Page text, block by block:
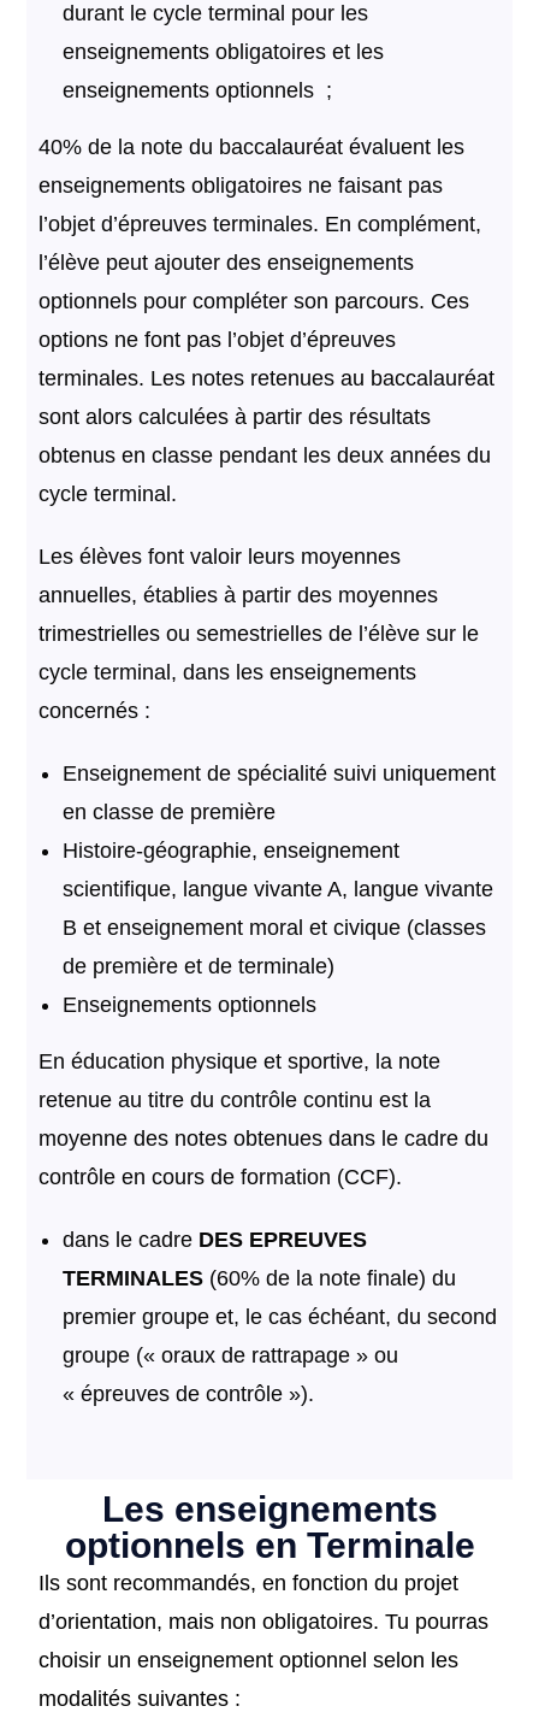
durant le cycle terminal pour les
enseignements obligatoires et les
enseignements optionnels ;
40% de la note du baccalauréat évaluent les
enseignements obligatoires ne faisant pas
l’objet d’épreuves terminales. En complément,
l’élève peut ajouter des enseignements
optionnels pour compléter son parcours. Ces
options ne font pas l’objet d’épreuves
terminales. Les notes retenues au baccalauréat
sont alors calculées à partir des résultats
obtenus en classe pendant les deux années du
cycle terminal.
Les élèves font valoir leurs moyennes
annuelles, établies à partir des moyennes
trimestrielles ou semestrielles de l’élève sur le
cycle terminal, dans les enseignements
concernés :
Enseignement de spécialité suivi uniquement
en classe de première
Histoire-géographie, enseignement
scientifique, langue vivante A, langue vivante
B et enseignement moral et civique (classes
de première et de terminale)
Enseignements optionnels
En éducation physique et sportive, la note
retenue au titre du contrôle continu est la
moyenne des notes obtenues dans le cadre du
contrôle en cours de formation (CCF).
dans le cadre DES EPREUVES
TERMINALES (60% de la note finale) du
premier groupe et, le cas échéant, du second
groupe (« oraux de rattrapage » ou
« épreuves de contrôle »).
Les enseignements
optionnels en Terminale
Ils sont recommandés, en fonction du projet
d’orientation, mais non obligatoires. Tu pourras
choisir un enseignement optionnel selon les
modalités suivantes :